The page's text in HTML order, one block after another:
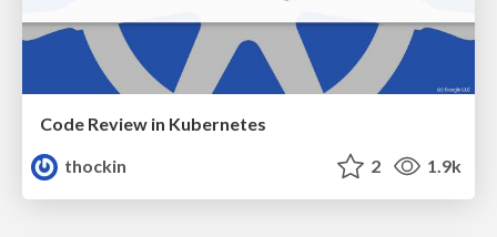
Code Review in Kubernetes
thockin
2 1.9k